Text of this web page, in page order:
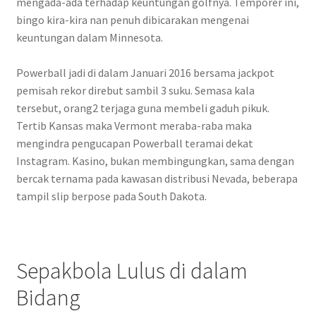
bingo kira-kira nan penuh dibicarakan mengenai
keuntungan dalam Minnesota.
Powerball jadi di dalam Januari 2016 bersama jackpot
pemisah rekor direbut sambil 3 suku. Semasa kala
tersebut, orang2 terjaga guna membeli gaduh pikuk.
Tertib Kansas maka Vermont meraba-raba maka
mengindra pengucapan Powerball teramai dekat
Instagram. Kasino, bukan membingungkan, sama dengan
bercak ternama pada kawasan distribusi Nevada, beberapa
tampil slip berpose pada South Dakota.
Sepakbola Lulus di dalam
Bidang